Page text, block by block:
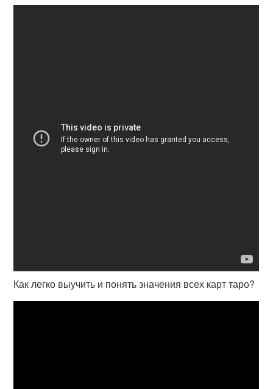
Как легко выучить и понять значения всех карт таро?